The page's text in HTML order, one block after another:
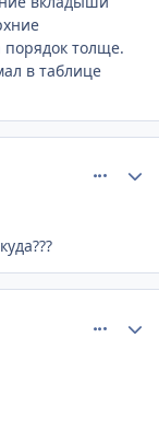
порядок толще.
в таблице